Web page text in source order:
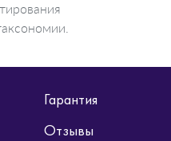
Гарантия
Отзывы